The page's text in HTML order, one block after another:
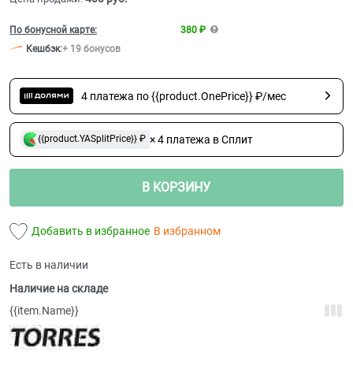
По бонусной карте:
380 ₽
Кешбэк:+ 19 бонусов
4 платежа по {{product.OnePrice}} ₽/мес
{{product.YASplitPrice}} ₽ × 4 платежа в Сплит
В КОРЗИНУ
Добавить в избранное В избранном
Есть в наличии
Наличие на складе
{{item.Name}}